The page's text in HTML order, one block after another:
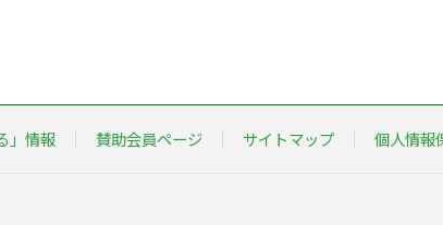
」情報 賛助会員ページ サイトマップ 個人情報